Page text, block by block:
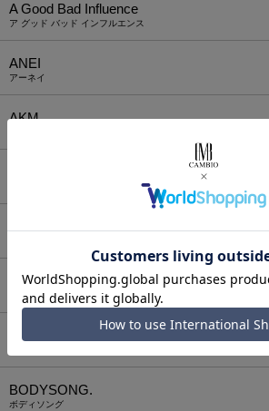
A Good Bad Influence
ア グッド バッド インフルエンス
ANEI
アーネイ
AKM
ATTACHMENT
アタッチメント
AUI NITE
BODYSONG.
ボディソング